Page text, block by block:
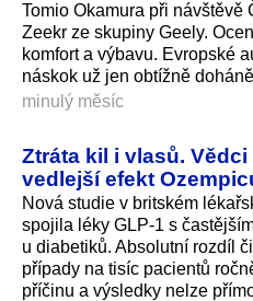
Tomio Okamura při
Zeekr ze skupiny Geely.
komfort a výbavu. Evropské
náskok už jen obtížně
minulý měsíc
Ztráta kil i vlasů.
vedlejší efekt
Nová studie v britském
spojila léky GLP-1 s
u diabetiků. Absolutní rozdíl
případy na tisíc pacientů
příčinu a výsledky nelze